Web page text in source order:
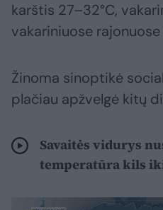
karštis 27–32°C,
vakariniuose
Žinoma sinoptikė
plačiau apžvelgė kitų
Savaitės vidurys
temperatūra kils